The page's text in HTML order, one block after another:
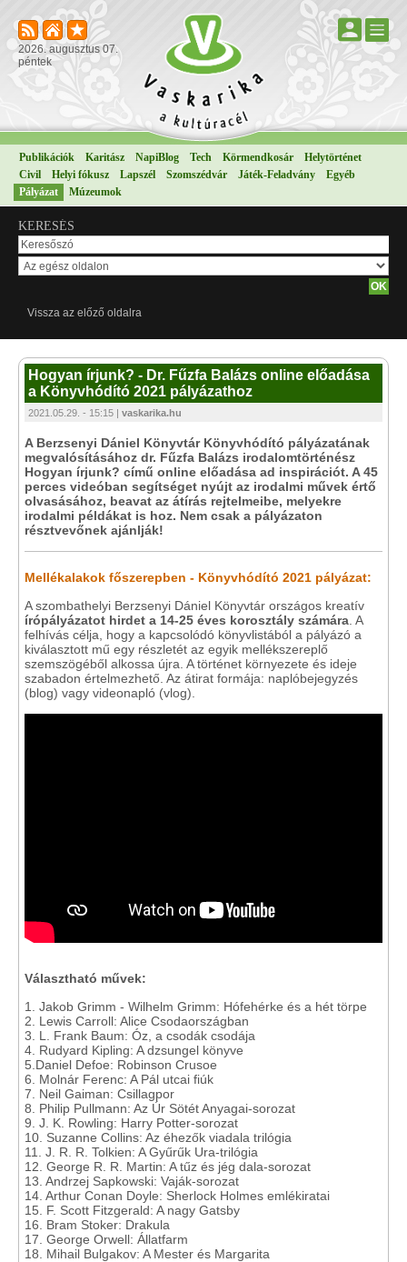
2026. augusztus 07.
péntek
Publikációk Karitász NapiBlog Tech Körmendkosár
Helytörténet
Civil
Helyi fókusz Lapszél Szomszédvár Játék-Feladvány
Egyéb
Pályázat
Múzeumok
KERESÉS
Vissza az előző oldalra
Hogyan írjunk? - Dr. Fűzfa Balázs online előadása
a Könyvhódító 2021 pályázathoz
2021.05.29. - 15:15 | vaskarika.hu
A Berzsenyi Dániel Könyvtár Könyvhódító pályázatának
megvalósításához dr. Fűzfa Balázs irodalomtörténész
Hogyan írjunk? című online előadása ad inspirációt. A 45
perces videóban segítséget nyújt az irodalmi művek értő
olvasásához, beavat az átírás rejtelmeibe, melyekre
irodalmi példákat is hoz. Nem csak a pályázaton
résztvevőnek ajánlják!
Mellékalakok főszerepben - Könyvhódító 2021 pályázat:
A szombathelyi Berzsenyi Dániel Könyvtár országos kreatív
írópályázatot hirdet a 14-25 éves korosztály számára . A
felhívás célja, hogy a kapcsolódó könyvlistából a pályázó a
kiválasztott mű egy részletét az egyik mellékszereplő
szemszögéből alkossa újra. A történet környezete és ideje
szabadon értelmezhető. Az átirat formája: naplóbejegyzés
(blog) vagy videonapló (vlog).
Választható művek:
1. Jakob Grimm - Wilhelm Grimm: Hófehérke és a hét törpe
2. Lewis Carroll: Alice Csodaországban
3. L. Frank Baum: Óz, a csodák csodája
4. Rudyard Kipling: A dzsungel könyve
5.Daniel Defoe: Robinson Crusoe
6. Molnár Ferenc: A Pál utcai fiúk
7. Neil Gaiman: Csillagpor
8. Philip Pullmann: Az Úr Sötét Anyagai-sorozat
9. J. K. Rowling: Harry Potter-sorozat
10. Suzanne Collins: Az éhezők viadala trilógia
11. J. R. R. Tolkien: A Gyűrűk Ura-trilógia
12. George R. R. Martin: A tűz és jég dala-sorozat
13. Andrzej Sapkowski: Vaják-sorozat
14. Arthur Conan Doyle: Sherlock Holmes emlékiratai
15. F. Scott Fitzgerald: A nagy Gatsby
16. Bram Stoker: Drakula
17. George Orwell: Állatfarm
18. Mihail Bulgakov: A Mester és Margarita